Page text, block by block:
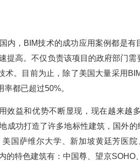
内，BIM技术的成功应用案例都是有
提高。不仅负责该项目的政府部门
术。目前为止，除了美国大量采用
都已超过50%。
效益和优势不断显现，现在越来越
成功打造了许多地标性建筑，国外的
国萨维尔大学、新加坡黄廷芳医
的特色建筑有：中国尊、望京SOHO